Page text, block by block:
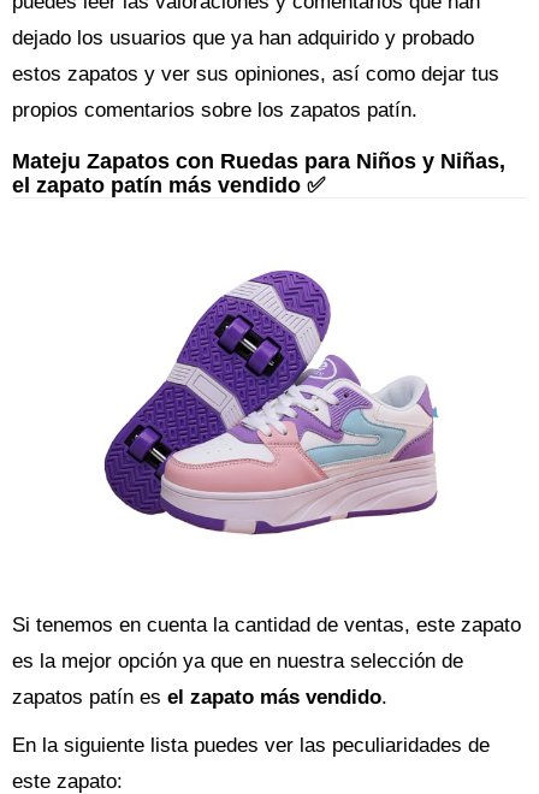
dejado los usuarios que ya han adquirido y probado
estos zapatos y ver sus opiniones, así como dejar tus
propios comentarios sobre los zapatos patín.
Mateju Zapatos con Ruedas para Niños y Niñas,
el zapato patín más vendido ✅
Si tenemos en cuenta la cantidad de ventas, este zapato
es la mejor opción ya que en nuestra selección de
zapatos patín es el zapato más vendido.
En la siguiente lista puedes ver las peculiaridades de
este zapato: